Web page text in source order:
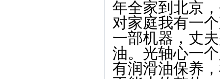
年全家到北京
对家庭我有一
一部机器，丈
油。光轴心一
有润滑油保养